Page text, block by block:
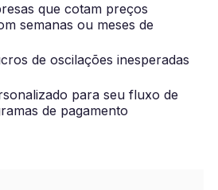
que cotam preços
semanas ou meses de
de oscilações inesperadas
para seu fluxo de
de pagamento